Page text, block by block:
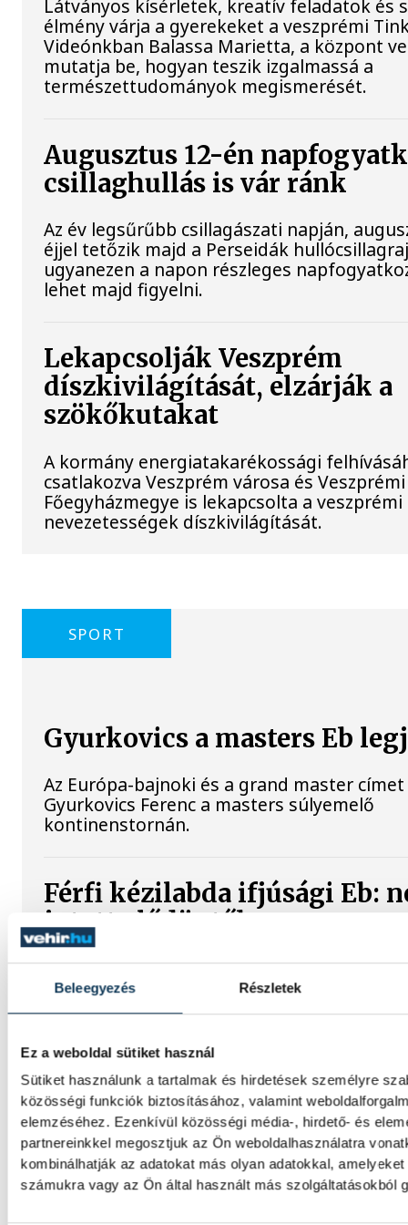
Beleegyezés Részletek
Ez a weboldal sütiket használ
Sütiket használunk a tartalmak és hirdetések személyre
közösségi funkciók biztosításához, valamint
elemzéséhez. Ezenkívül közösségi média-, hirdető- és
partnereinkkel megosztjuk az Ön weboldalhasználatra
kombinálhatják az adatokat más olyan adatokkal,
számukra vagy az Ön által használt más szolgáltatásokból
Látványos kísérletek, kreatív feladatok és
élmény várja a gyerekeket a veszprémi
Videónkban Balassa Marietta, a központ
mutatja be, hogyan teszik izgalmassá a
természettudományok megismerését.
Augusztus 12-én
csillaghullás is vár ránk
Az év legsűrűbb csillagászati napján,
éjjel tetőzik majd a Perseidák
ugyanezen a napon részleges
lehet majd figyelni.
Lekapcsolják Veszprém
díszkivilágítását, elzárják a
szökőkutakat
A kormány energiatakarékossági
csatlakozva Veszprém városa és Veszprémi
Főegyházmegye is lekapcsolta a
nevezetességek díszkivilágítását.
SPORT
Gyurkovics a masters Eb
Az Európa-bajnoki és a grand master
Gyurkovics Ferenc a masters súlyemelő
kontinenstornán.
Férfi kézilabda ifjúsági Eb:
jutott elődöntőbe a magyar
A magyar férfi ifjúsági kézilabda-
kikapott Szlovéniától a belgrádi
bajnokság csütörtöki negyeddöntőjében.
A bajnokesélyes otthonában
folytatná jó sorozatát a VSC
Veszprém
A VSC Veszprém férfi labdarúgócsapata
újabb komoly erőfelmérő előtt áll:
együttese az NB III északnyugati